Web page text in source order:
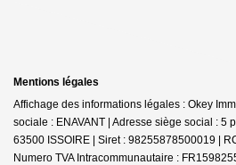
Mentions légales
Affichage des informations légales : Okey
sociale : ENAVANT | Adresse siège social : 5
63500 ISSOIRE | Siret : 98255878500019 |
Numero TVA Intracommunautaire :